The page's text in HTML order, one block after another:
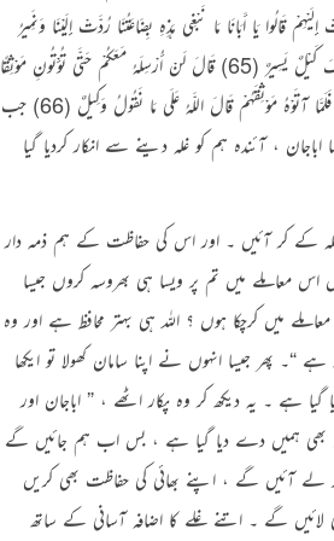
قَالُوا يَا أَبَانَا مَا نَبْغِي هَذِهِ بِضَاعَتُنَا رُدَّتْ إِلَيْنَا وَنَمِيرُ
أَهْلَنَا وَنَحْفَظُ أَخَانَا وَنَزْدَادُ كَيْلَ بَعِيرٍ ذَلِكَ كَيْلٌ يَسِيرٌ (65) قَالَ لَنْ أُرْسِلَهُ مَعَكُمْ حَتَّى تُؤْتُونِ مَوْثِقًا
مِنَ اللَّهِ لَتَأْتُنَّنِي بِهِ إِلا أَنْ يُحَاطَ بِكُمْ فَلَمَّا آتَوْهُ مَوْثِقَهُمْ قَالَ اللَّهُ عَلَى مَا نَقُولُ وَكِيلٌ (66) جب
، آئندہ ہم کو غلہ دینے سے انکار کردیا گیا
کے کر آئیں ۔ اور اس کی حفاظت کے ہم ذمہ دار
معاملے میں تم پر ویسا ہی بھروسہ کروں جیسا
میں کرچکا ہوں ؟ اللہ ہی بہتر محافظ ہے اور وہ
پھر جیسا انہوں نے اپنا سامان کھولا تو ایکھا
گیا ہے ۔ یہ دیکھ کر وہ پکار اٹھے ، ” اباجان اور
مال بھی ہمیں دے دیا گیا ہے ، بس اب ہم جائیں گے
آئیں گے ، اپنے بھائی کی حفاظت بھی کریں
لائیں گے ۔ اتنے غلے کا اضافہ آسانی کے ساتھ